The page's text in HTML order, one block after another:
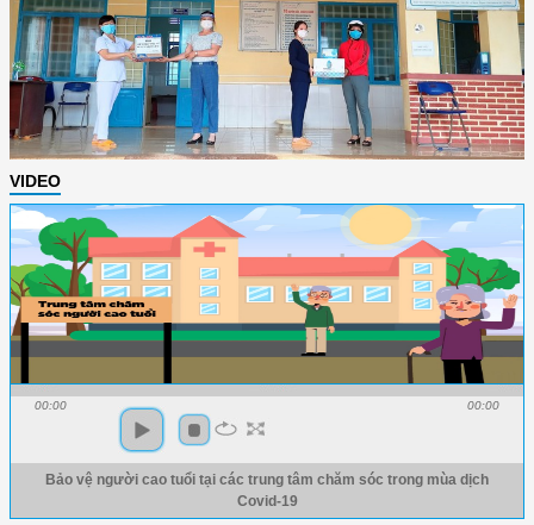
VIDEO
00:00 00:00
Bảo vệ người cao tuổi tại các trung tâm chăm sóc trong mùa dịch
Covid-19